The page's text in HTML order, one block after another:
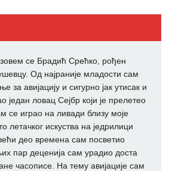
се Брадић Срећко, рођен
Од најраније младости сам
за авијацију и сигурно јак утисак и
један ловац Сејбр који је прелетео
се играо на ливади близу моје
летачког искуства на једрилици
део времена сам посветио
пар деценија сам урадио доста
часописе. На тему авијације сам